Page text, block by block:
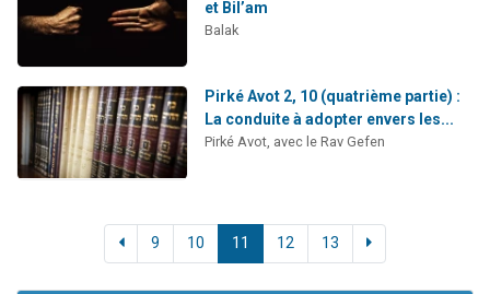
et Bil’am
Balak
Pirké Avot 2, 10 (quatrième partie) :
La conduite à adopter envers les...
Pirké Avot, avec le Rav Gefen
9 10 11 12 13